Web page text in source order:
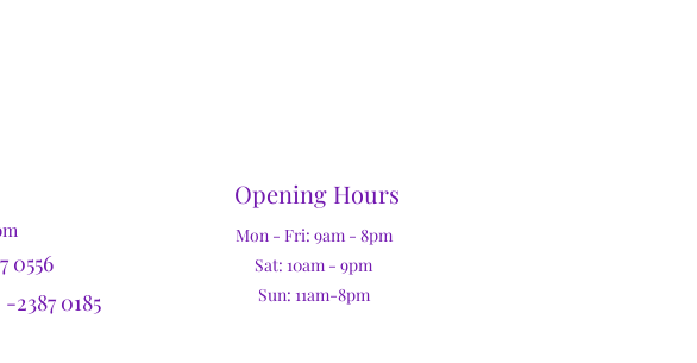
0556
0185
Opening Hours
Mon - Fri: 9am - 8pm
Sat: 10am - 9pm
Sun: 11am-8pm